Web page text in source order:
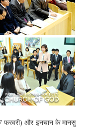
फरवरी) और इनचान के मानसु